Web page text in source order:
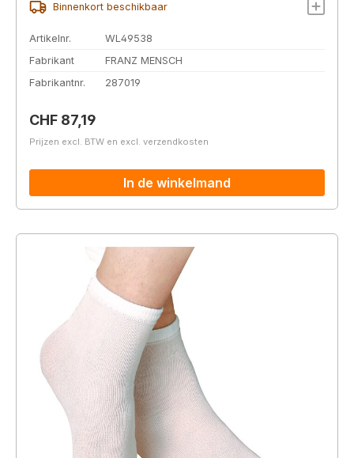
Binnenkort beschikbaar
Artikelnr.
WL49538
Fabrikant
FRANZ MENSCH
Fabrikantnr.
287019
Normale prijs:
CHF 87,19
Prijzen excl. BTW en excl. verzendkosten
In de winkelmand